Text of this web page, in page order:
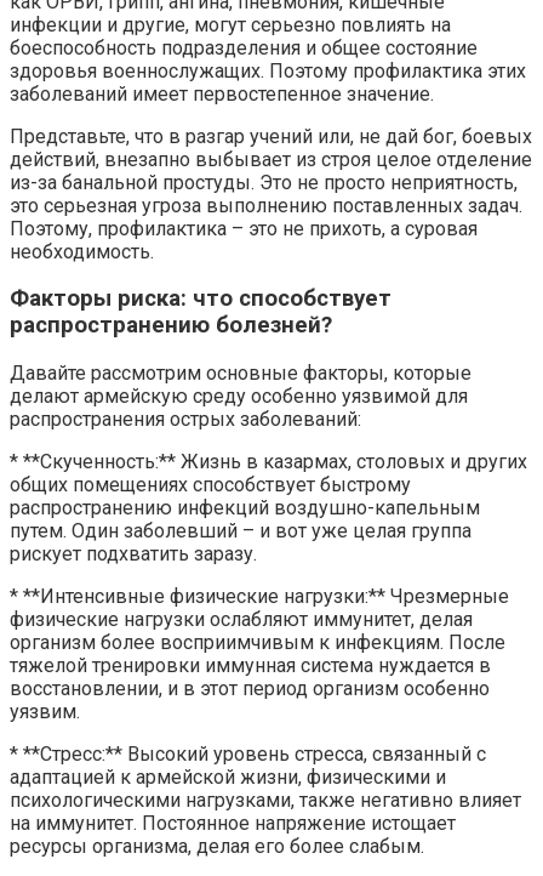
инфекции и другие, могут серьезно повлиять на
боеспособность подразделения и общее состояние
здоровья военнослужащих. Поэтому профилактика этих
заболеваний имеет первостепенное значение.
Представьте, что в разгар учений или, не дай бог, боевых
действий, внезапно выбывает из строя целое отделение
из-за банальной простуды. Это не просто неприятность,
это серьезная угроза выполнению поставленных задач.
Поэтому, профилактика – это не прихоть, а суровая
необходимость.
Факторы риска: что способствует
распространению болезней?
Давайте рассмотрим основные факторы, которые
делают армейскую среду особенно уязвимой для
распространения острых заболеваний:
* **Скученность:** Жизнь в казармах, столовых и других
общих помещениях способствует быстрому
распространению инфекций воздушно-капельным
путем. Один заболевший – и вот уже целая группа
рискует подхватить заразу.
* **Интенсивные физические нагрузки:** Чрезмерные
физические нагрузки ослабляют иммунитет, делая
организм более восприимчивым к инфекциям. После
тяжелой тренировки иммунная система нуждается в
восстановлении, и в этот период организм особенно
уязвим.
* **Стресс:** Высокий уровень стресса, связанный с
адаптацией к армейской жизни, физическими и
психологическими нагрузками, также негативно влияет
на иммунитет. Постоянное напряжение истощает
ресурсы организма, делая его более слабым.